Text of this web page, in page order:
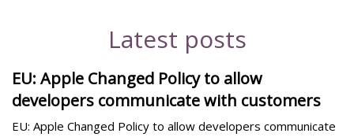
Latest posts
EU: Apple Changed Policy to allow
developers communicate with customers
EU: Apple Changed Policy to allow developers communicate